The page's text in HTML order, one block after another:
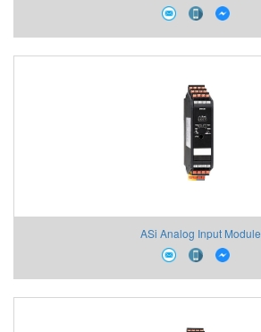
ASi Analog Input Module